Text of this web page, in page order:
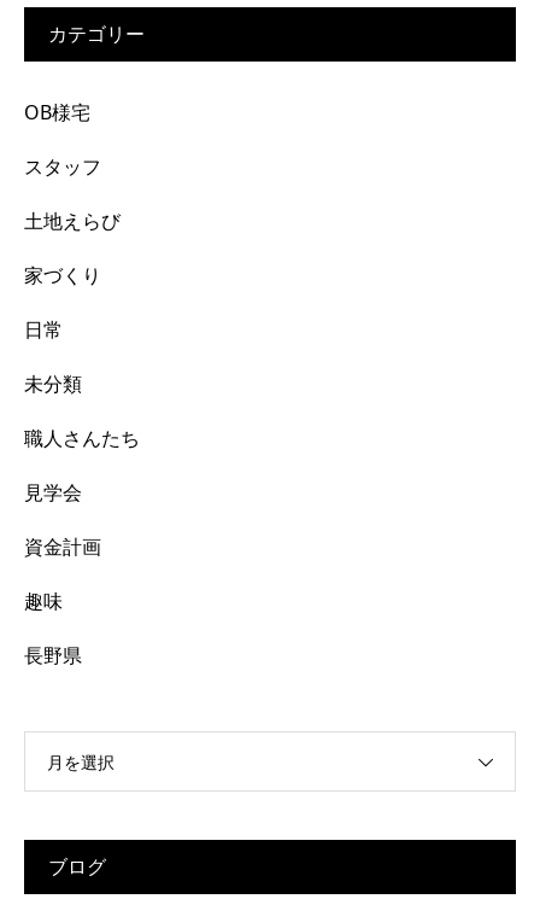
カテゴリー
OB様宅
スタッフ
土地えらび
家づくり
日常
未分類
職人さんたち
見学会
資金計画
趣味
長野県
月を選択
ブログ